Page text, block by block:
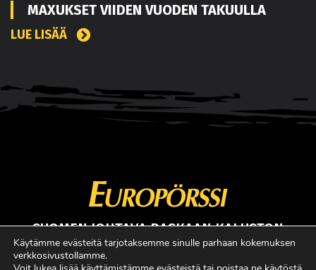
MAXUKSET VIIDEN VUODEN TAKUULLA
LUE LISÄÄ
SUOMEN JOHTAVA RASKAAN KALUSTON
ERIKOISLEHTI
Copyright © Faktavisa Oy / Europörssi 2017. All Rights Reserved.
Käytämme evästeitä tarjotaksemme sinulle parhaan kokemuksen
verkkosivustollamme.